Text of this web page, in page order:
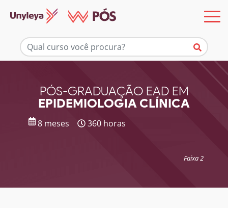
PÓS-GRADUAÇÃO EAD EM
EPIDEMIOLOGIA CLÍNICA
8 meses 360 horas
Faixa 2
Mais informações